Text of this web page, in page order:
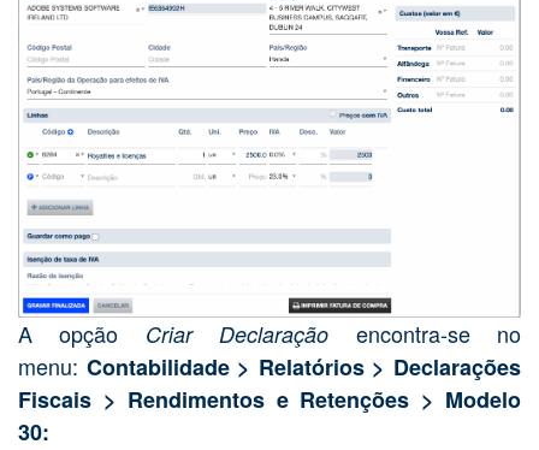
A opção Criar Declaração encontra-se no
menu: Contabilidade > Relatórios > Declarações
Fiscais > Rendimentos e Retenções > Modelo
30: